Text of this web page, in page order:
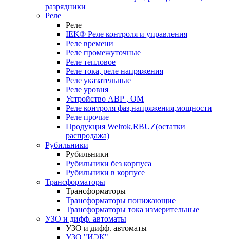
разрядники
Реле
Реле
IEK® Реле контроля и управления
Реле времени
Реле промежуточные
Реле тепловое
Реле тока, реле напряжения
Реле указательные
Реле уровня
Устройство АВР , ОМ
Реле контроля фаз,напряжения,мощности
Реле прочие
Продукция Welrok,RBUZ(остатки
распродажа)
Рубильники
Рубильники
Рубильники без корпуса
Рубильники в корпусе
Трансформаторы
Трансформаторы
Трансформаторы понижающие
Трансформаторы тока измерительные
УЗО и дифф. автоматы
УЗО и дифф. автоматы
УЗО "ИЭК"